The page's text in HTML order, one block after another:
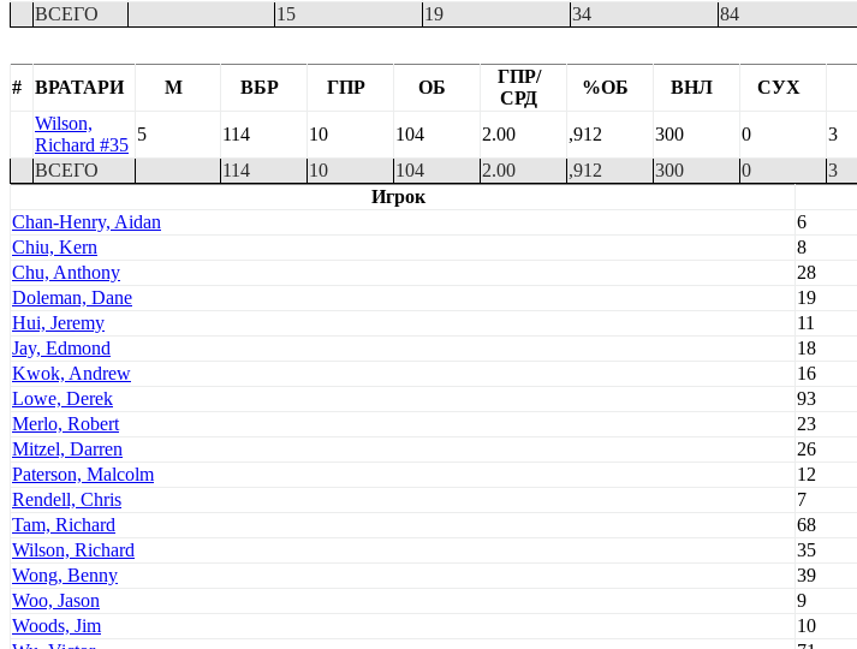
ВСЕГО
15 19 34 84
# ВРАТАРИ М ВБР ГПР ОБ
ГПР/
СРД
%ОБ ВНЛ СУХ
Wilson,
Richard #35
5 114 10 104 2.00 ,912 300 0 3
ВСЕГО
114 10 104 2.00 ,912 300 0 3
Игрок
Chan-Henry, Aidan
6
Chiu, Kern
8
Chu, Anthony
28
Doleman, Dane
19
Hui, Jeremy
11
Jay, Edmond
18
Kwok, Andrew
16
Lowe, Derek
93
Merlo, Robert
23
Mitzel, Darren
26
Paterson, Malcolm
12
Rendell, Chris
7
Tam, Richard
68
Wilson, Richard
35
Wong, Benny
39
Woo, Jason
9
Woods, Jim
10